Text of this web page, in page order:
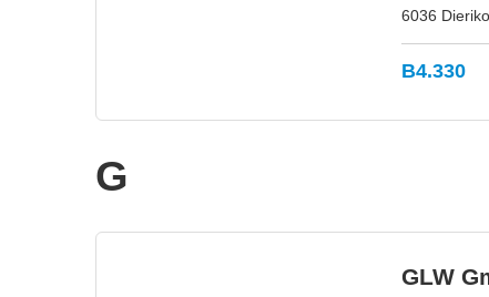
6036
B4.330
G
GLW